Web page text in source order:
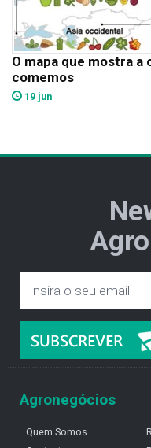
O mapa que mostra a
comemos
19 jun
Agronegócios
Quem Somos